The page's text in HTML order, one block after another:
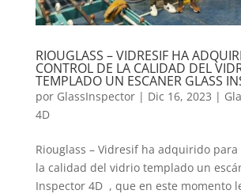
RIOUGLASS – VIDRESIF HA
CONTROL DE LA CALIDAD DEL
TEMPLADO UN ESCANER GLASS
por GlassInspector| Dic 16, 2023 |
4D
Riouglass – Vidresif ha adquirido
la calidad del vidrio templado un
Inspector 4D , que en este momento